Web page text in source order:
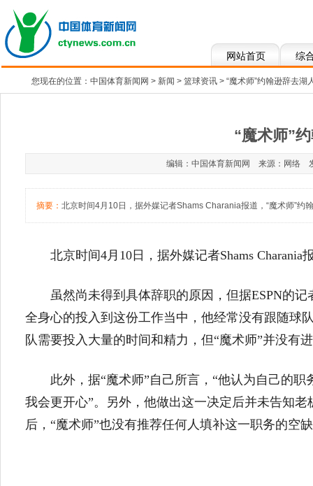
网站首页 综
您现在的位置： 中国体育新闻网 > 新闻 > 篮球资讯 > “魔术师”约翰逊辞去湖
“魔术师”
编辑：中国体育新闻网 来源：网络
摘要： 北京时间4月10日，据外媒记者Shams Charania报道，“魔术师”约
北京时间4月10日，据外媒记者Shams
虽然尚未得到具体辞职的原因，但据ESPN的
全身心的投入到这份工作当中，他经常没有跟随球
队需要投入大量的时间和精力，但“魔术师”并没有
此外，据“魔术师”自己所言，“他认为自己的
我会更开心”。另外，他做出这一决定后并未告知
后，“魔术师”也没有推荐任何人填补这一职务的空